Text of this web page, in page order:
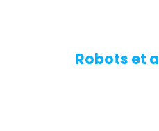
Robots et